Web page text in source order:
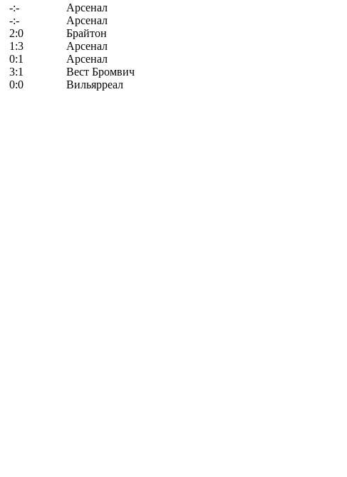
-:-
Арсенал
-:-
Арсенал
2:0
Брайтон
1:3
Арсенал
0:1
Арсенал
3:1
Вест Бромвич
0:0
Вильярреал